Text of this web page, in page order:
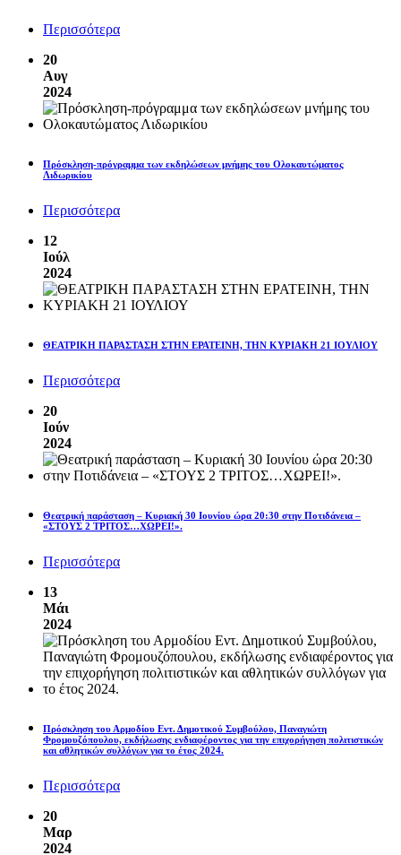
Περισσότερα
20
Αυγ
2024
Πρόσκληση-πρόγραμμα των εκδηλώσεων μνήμης του Ολοκαυτώματος
Λιδωρικίου
Περισσότερα
12
Ιούλ
2024
ΘΕΑΤΡΙΚΗ ΠΑΡΑΣΤΑΣΗ ΣΤΗΝ ΕΡΑΤΕΙΝΗ, ΤΗΝ ΚΥΡΙΑΚΗ 21 ΙΟΥΛΙΟΥ
Περισσότερα
20
Ιούν
2024
Θεατρική παράσταση – Κυριακή 30 Ιουνίου ώρα 20:30 στην Ποτιδάνεια –
«ΣΤΟΥΣ 2 ΤΡΙΤΟΣ…ΧΩΡΕΙ!».
Περισσότερα
13
Μάι
2024
Πρόσκληση του Αρμοδίου Εντ. Δημοτικού Συμβούλου, Παναγιώτη
Φρομουζόπουλου, εκδήλωσης ενδιαφέροντος για την επιχορήγηση πολιτιστικών
και αθλητικών συλλόγων για το έτος 2024.
Περισσότερα
20
Μαρ
2024